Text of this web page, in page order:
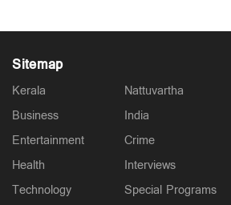
Sitemap
Kerala
Business
Entertainment
Health
Technology
Nattuvartha
India
Crime
Interviews
Special Programs